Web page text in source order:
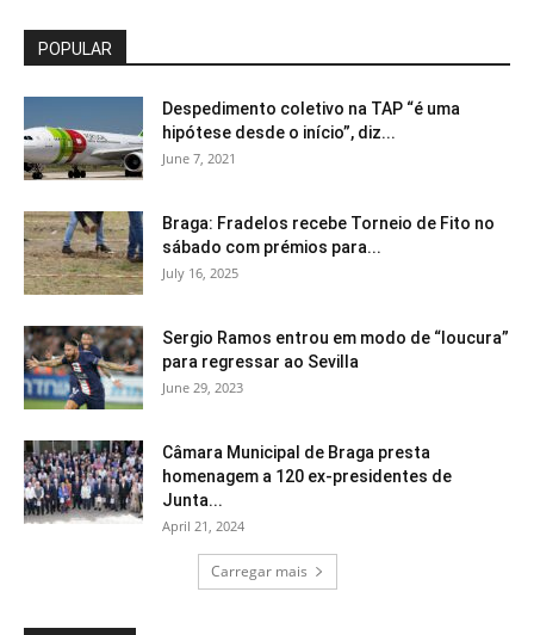
POPULAR
Despedimento coletivo na TAP “é uma
hipótese desde o início”, diz...
June 7, 2021
Braga: Fradelos recebe Torneio de Fito no
sábado com prémios para...
July 16, 2025
Sergio Ramos entrou em modo de “loucura”
para regressar ao Sevilla
June 29, 2023
Câmara Municipal de Braga presta
homenagem a 120 ex-presidentes de
Junta...
April 21, 2024
Carregar mais